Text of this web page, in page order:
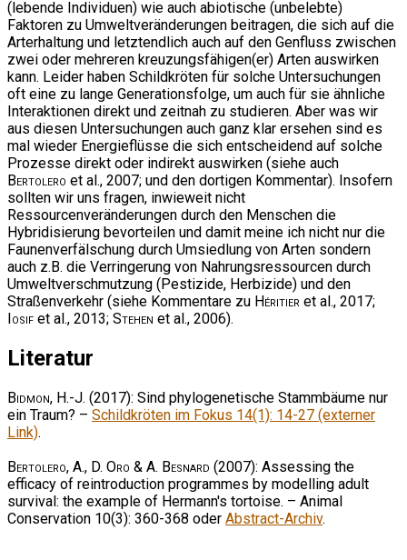
(lebende Individuen) wie auch abiotische (unbelebte)
Faktoren zu Umweltveränderungen beitragen, die sich auf die
Arterhaltung und letztendlich auch auf den Genfluss zwischen
zwei oder mehreren kreuzungsfähigen(er) Arten auswirken
kann. Leider haben Schildkröten für solche Untersuchungen
oft eine zu lange Generationsfolge, um auch für sie ähnliche
Interaktionen direkt und zeitnah zu studieren. Aber was wir
aus diesen Untersuchungen auch ganz klar ersehen sind es
mal wieder Energieflüsse die sich entscheidend auf solche
Prozesse direkt oder indirekt auswirken (siehe auch
Bertolero et al., 2007; und den dortigen Kommentar). Insofern
sollten wir uns fragen, inwieweit nicht
Ressourcenveränderungen durch den Menschen die
Hybridisierung bevorteilen und damit meine ich nicht nur die
Faunenverfälschung durch Umsiedlung von Arten sondern
auch z.B. die Verringerung von Nahrungsressourcen durch
Umweltverschmutzung (Pestizide, Herbizide) und den
Straßenverkehr (siehe Kommentare zu Héritier et al., 2017;
Iosif et al., 2013; Stehen et al., 2006).
Literatur
Bidmon, H.-J. (2017): Sind phylogenetische Stammbäume nur
ein Traum? – Schildkröten im Fokus 14(1): 14-27 (externer
Link).
Bertolero, A., D. Oro & A. Besnard (2007): Assessing the
efficacy of reintroduction programmes by modelling adult
survival: the example of Hermann's tortoise. – Animal
Conservation 10(3): 360-368 oder Abstract-Archiv.